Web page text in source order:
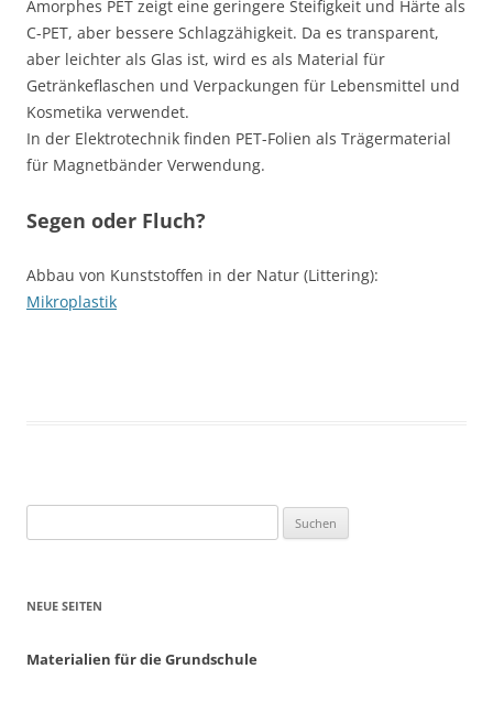
Amorphes PET zeigt eine geringere Steifigkeit und Härte als
C-PET, aber bessere Schlagzähigkeit. Da es transparent,
aber leichter als Glas ist, wird es als Material für
Getränkeflaschen und Verpackungen für Lebensmittel und
Kosmetika verwendet.
In der Elektrotechnik finden PET-Folien als Trägermaterial
für Magnetbänder Verwendung.
Segen oder Fluch?
Abbau von Kunststoffen in der Natur (Littering):
Mikroplastik
nach:
NEUE SEITEN
Materialien für die Grundschule